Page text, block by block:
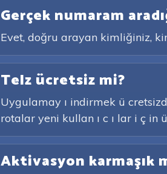
Gerçek numaram
Evet, doğru arayan kimliğiniz,
Telz ücretsiz mi?
Uygulamay ı indirmek ü
rotalar yeni kullan ı c ı lar i ç in
Aktivasyon karmaşık